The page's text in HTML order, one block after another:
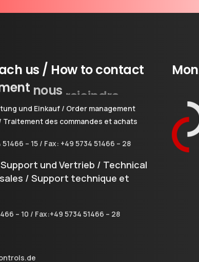
us / How tocontact
nous
und Einkauf / Order management
Traitement des commandes et achats
– 15 / Fax: +49 5734 51466 – 28
und Vertrieb / Technical
/ Support technique et
– 10 / Fax:+49 5734 51466 – 28